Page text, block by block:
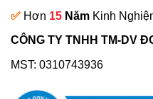
✅ Hơn 15 Năm Kinh
CÔNG TY TNHH TM-DV
MST: 0310743936